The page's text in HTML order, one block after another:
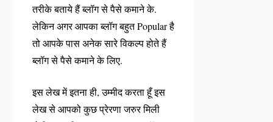
तरीके बताये हैं ब्लॉग से पैसे कमाने के.
लेकिन अगर आपका ब्लॉग बहुत Popular है
तो आपके पास अनेक सारे विकल्प होते हैं
ब्लॉग से पैसे कमाने के लिए.
इस लेख में इतना ही, उम्मीद करता हूँ इस
लेख से आपको कुछ प्रेरणा जरुर मिली